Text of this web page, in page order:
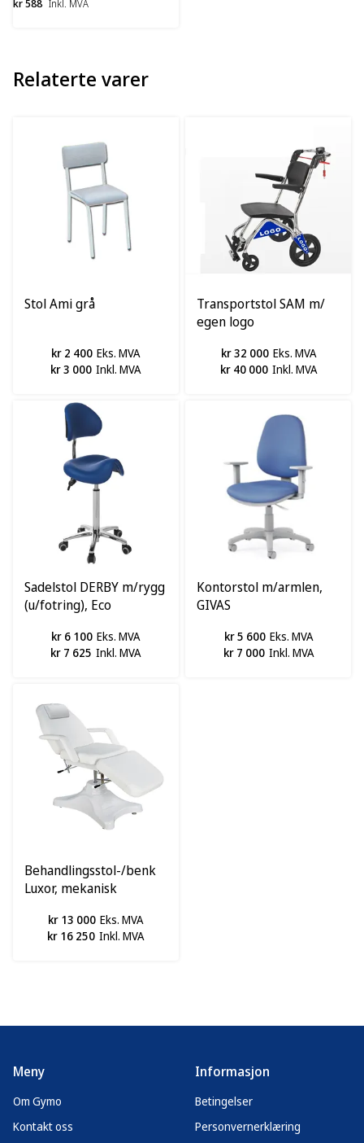
kr 588 Inkl. MVA
Relaterte varer
Stol Ami grå
kr 2 400 Eks. MVA
kr 3 000 Inkl. MVA
Transportstol SAM m/
egen logo
kr 32 000 Eks. MVA
kr 40 000 Inkl. MVA
Sadelstol DERBY m/rygg
(u/fotring), Eco
kr 6 100 Eks. MVA
kr 7 625 Inkl. MVA
Kontorstol m/armlen,
GIVAS
kr 5 600 Eks. MVA
kr 7 000 Inkl. MVA
Behandlingsstol-/benk
Luxor, mekanisk
kr 13 000 Eks. MVA
kr 16 250 Inkl. MVA
Meny
Om Gymo
Kontakt oss
Informasjon
Betingelser
Personvernerklæring